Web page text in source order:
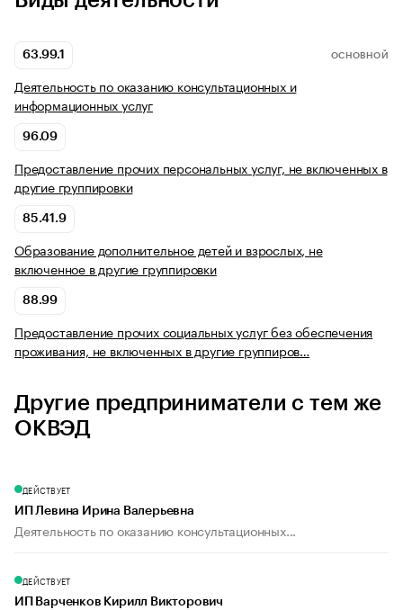
63.99.1 ОСНОВНОЙ
Деятельность по оказанию консультационных и
информационных услуг
96.09
Предоставление прочих персональных услуг, не включенных в
другие группировки
85.41.9
Образование дополнительное детей и взрослых, не
включенное в другие группировки
88.99
Предоставление прочих социальных услуг без обеспечения
проживания, не включенных в другие группиров…
Другие предприниматели с тем же
ОКВЭД
ДЕЙСТВУЕТ
ИП Левина Ирина Валерьевна
Деятельность по оказанию консультационных...
ДЕЙСТВУЕТ
ИП Варченков Кирилл Викторович